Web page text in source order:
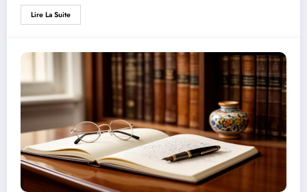
Lire La Suite